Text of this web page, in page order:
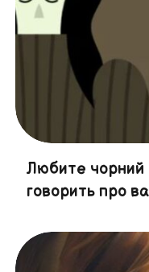
Любите чорний
говорить про